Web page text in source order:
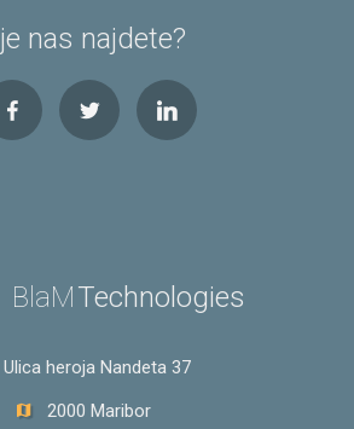
nas najdete?
BlaMTechnologies
Ulica heroja Nandeta 37
2000 Maribor